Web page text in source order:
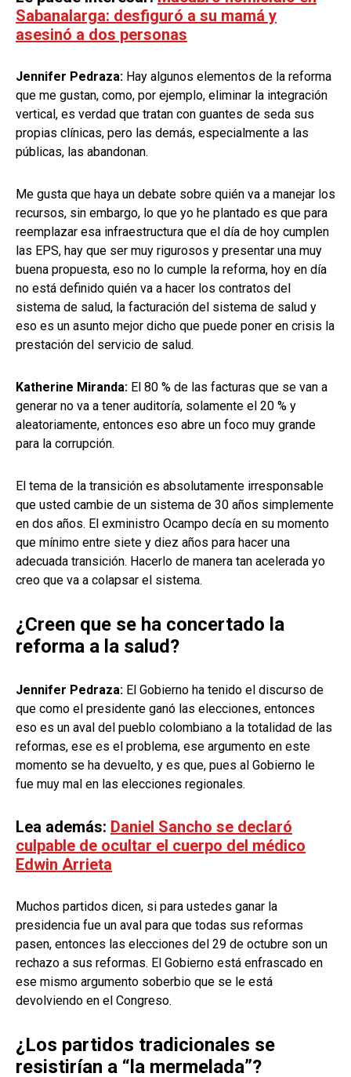
Sabanalarga: desfiguró a su mamá y
asesinó a dos personas
Jennifer Pedraza: Hay algunos elementos de la reforma
que me gustan, como, por ejemplo, eliminar la integración
vertical, es verdad que tratan con guantes de seda sus
propias clínicas, pero las demás, especialmente a las
públicas, las abandonan.
Me gusta que haya un debate sobre quién va a manejar los
recursos, sin embargo, lo que yo he plantado es que para
reemplazar esa infraestructura que el día de hoy cumplen
las EPS, hay que ser muy rigurosos y presentar una muy
buena propuesta, eso no lo cumple la reforma, hoy en día
no está definido quién va a hacer los contratos del
sistema de salud, la facturación del sistema de salud y
eso es un asunto mejor dicho que puede poner en crisis la
prestación del servicio de salud.
Katherine Miranda: El 80 % de las facturas que se van a
generar no va a tener auditoría, solamente el 20 % y
aleatoriamente, entonces eso abre un foco muy grande
para la corrupción.
El tema de la transición es absolutamente irresponsable
que usted cambie de un sistema de 30 años simplemente
en dos años. El exministro Ocampo decía en su momento
que mínimo entre siete y diez años para hacer una
adecuada transición. Hacerlo de manera tan acelerada yo
creo que va a colapsar el sistema.
¿Creen que se ha concertado la
reforma a la salud?
Jennifer Pedraza: El Gobierno ha tenido el discurso de
que como el presidente ganó las elecciones, entonces
eso es un aval del pueblo colombiano a la totalidad de las
reformas, ese es el problema, ese argumento en este
momento se ha devuelto, y es que, pues al Gobierno le
fue muy mal en las elecciones regionales.
Lea además: Daniel Sancho se declaró
culpable de ocultar el cuerpo del médico
Edwin Arrieta
Muchos partidos dicen, si para ustedes ganar la
presidencia fue un aval para que todas sus reformas
pasen, entonces las elecciones del 29 de octubre son un
rechazo a sus reformas. El Gobierno está enfrascado en
ese mismo argumento soberbio que se le está
devolviendo en el Congreso.
¿Los partidos tradicionales se
resistirían a “la mermelada”?